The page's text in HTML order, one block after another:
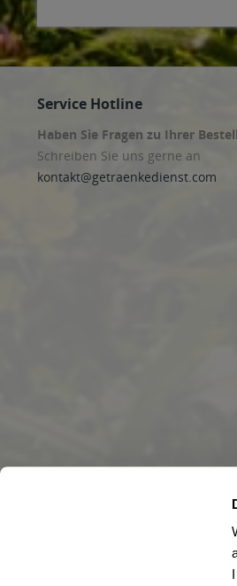
Service Hotline
Haben Sie Fragen zu Ihrer
Schreiben Sie uns gerne an
kontakt@getraenkedienst.com